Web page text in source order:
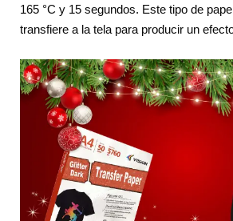
165 °C y 15 segundos. Este tipo de
transfiere a la tela para producir un